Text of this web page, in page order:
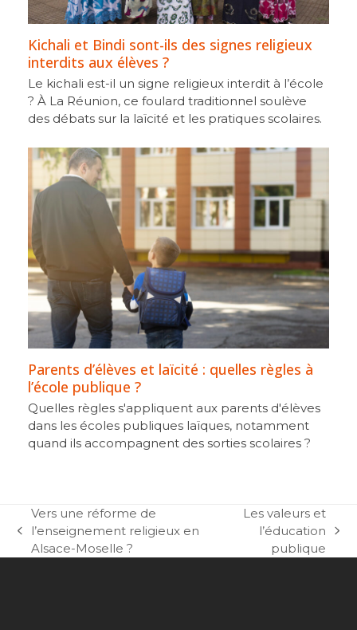
Kichali et Bindi sont-ils des signes religieux
interdits aux élèves ?
Le kichali est-il un signe religieux interdit à l’école
? À La Réunion, ce foulard traditionnel soulève
des débats sur la laïcité et les pratiques scolaires.
Parents d’élèves et laïcité : quelles règles à
l’école publique ?
Quelles règles s'appliquent aux parents d'élèves
dans les écoles publiques laïques, notamment
quand ils accompagnent des sorties scolaires ?
previous
post:
Vers une réforme de
l’enseignement religieux en
Alsace-Moselle ?
post:
Les valeurs et
l’éducation
publique